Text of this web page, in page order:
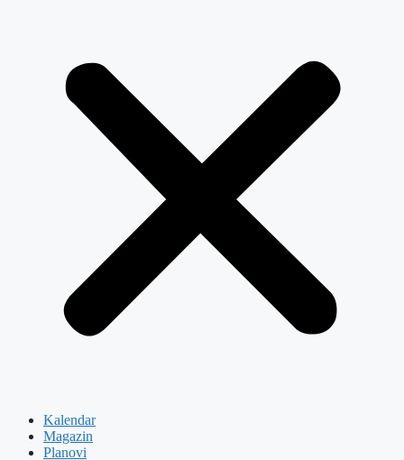
Kalendar
Magazin
Planovi